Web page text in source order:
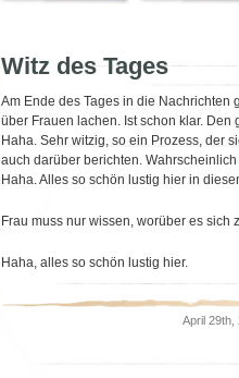
Witz des Tages
Am Ende des Tages in die Nachrichten
über Frauen lachen. Ist schon klar.
Haha. Sehr witzig, so ein Prozess, der
auch darüber berichten.
Haha. Alles so schön lustig hier in
Frau muss nur wissen, worüber es sich
Haha, alles so schön lustig hier.
April 29th,